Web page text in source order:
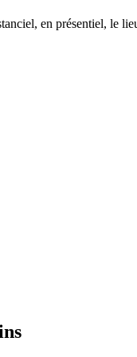
en présentiel, le